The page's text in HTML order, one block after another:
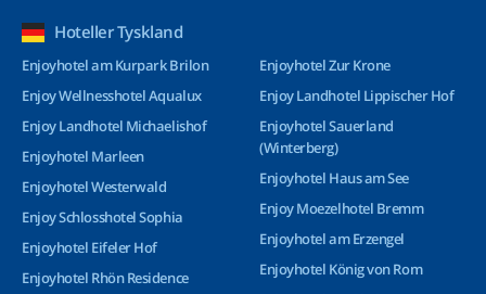
Hoteller Tyskland
Enjoyhotel am Kurpark Brilon
Enjoy Wellnesshotel Aqualux
Enjoy Landhotel Michaelishof
Enjoyhotel Marleen
Enjoyhotel Westerwald
Enjoy Schlosshotel Sophia
Enjoyhotel Eifeler Hof
Enjoyhotel Rhön Residence
Enjoyhotel Zur Krone
Enjoy Landhotel Lippischer Hof
Enjoyhotel Sauerland
(Winterberg)
Enjoyhotel Haus am See
Enjoy Moezelhotel Bremm
Enjoyhotel am Erzengel
Enjoyhotel König von Rom